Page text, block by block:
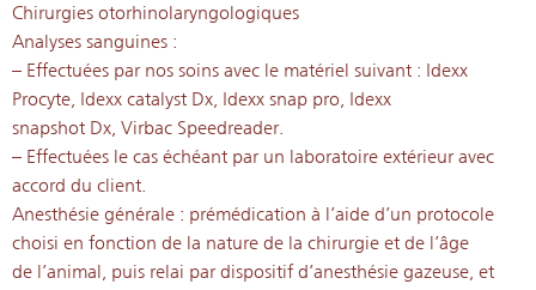
Chirurgies otorhinolaryngologiques
Analyses sanguines :
– Effectuées par nos soins avec le matériel suivant : Idexx
Procyte, Idexx catalyst Dx, Idexx snap pro, Idexx
snapshot Dx, Virbac Speedreader.
– Effectuées le cas échéant par un laboratoire extérieur avec
accord du client.
Anesthésie générale : prémédication à l’aide d’un protocole
choisi en fonction de la nature de la chirurgie et de l’âge
de l’animal, puis relai par dispositif d’anesthésie gazeuse, et